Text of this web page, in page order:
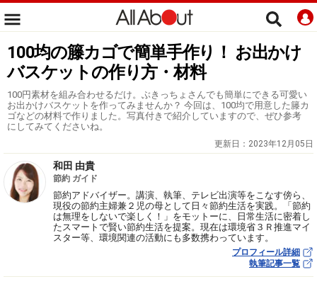
100均の籐カゴで簡単手作り！ お出かけ
バスケットの作り方・材料
100円素材を組み合わせるだけ。ぶきっちょさんでも簡単にできる可愛い
お出かけバスケットを作ってみませんか？ 今回は、100均で用意した籐カ
ゴなどの材料で作りました。写真付きで紹介していますので、ぜひ参考
にしてみてくださいね。
更新日： 2023年12月05日
和田 由貴
節約 ガイド
節約アドバイザー。講演、執筆、テレビ出演等をこなす傍ら、
現役の節約主婦兼２児の母として日々節約生活を実践。「節約
は無理をしないで楽しく！」をモットーに、日常生活に密着し
たスマートで賢い節約生活を提案。現在は環境省３Ｒ推進マイ
スター等、環境関連の活動にも多数携わっています。
プロフィール詳細
執筆記事一覧